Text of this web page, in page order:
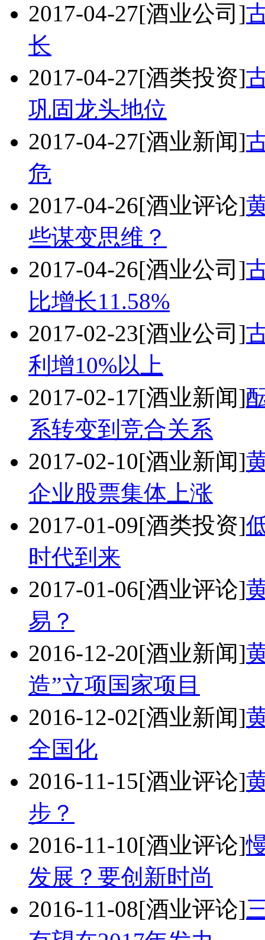
2017-04-27[酒业公司]
长
2017-04-27[酒类投资]
巩固龙头地位
2017-04-27[酒业新闻]
危
2017-04-26[酒业评论]
些谋变思维？
2017-04-26[酒业公司]
比增长11.58%
2017-02-23[酒业公司]
利增10%以上
2017-02-17[酒业新闻]
系转变到竞合关系
2017-02-10[酒业新闻]
企业股票集体上涨
2017-01-09[酒类投资]
时代到来
2017-01-06[酒业评论]
易？
2016-12-20[酒业新闻]
造”立项国家项目
2016-12-02[酒业新闻]
全国化
2016-11-15[酒业评论]
步？
2016-11-10[酒业评论]
发展？要创新时尚
2016-11-08[酒业评论]